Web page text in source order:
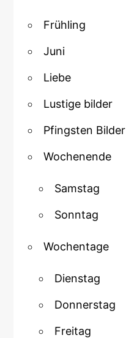
Frühling
Juni
Liebe
Lustige bilder
Pfingsten Bilder
Wochenende
Samstag
Sonntag
Wochentage
Dienstag
Donnerstag
Freitag